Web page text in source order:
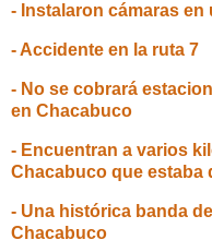
- Instalaron cámaras
- Accidente en la ruta 7
- No se cobrará
en Chacabuco
- Encuentran a varios
Chacabuco que estaba
- Una histórica banda
Chacabuco